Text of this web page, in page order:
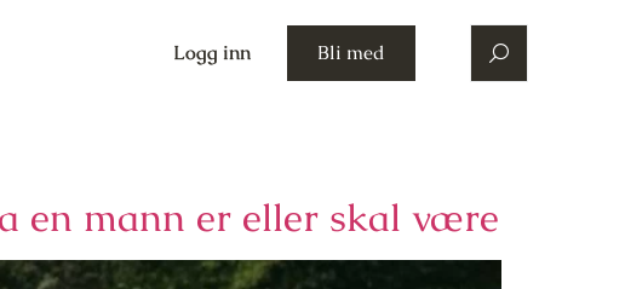
Logg inn Bli med
en mann er eller skal være